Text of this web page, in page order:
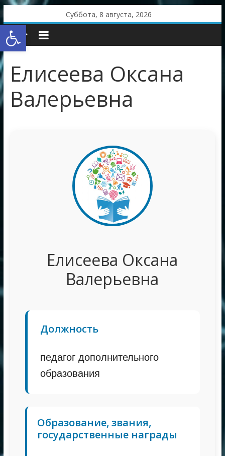
Открыть панель инструментов
Skip
to
content
Суббота, 8 августа, 2026
Елисеева Оксана
Валерьевна
Елисеева Оксана
Валерьевна
Должность
педагог дополнительного
образования
Образование, звания,
государственные награды